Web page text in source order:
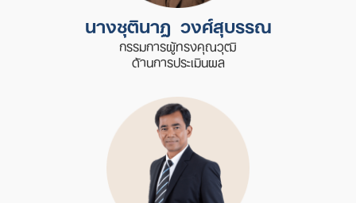
นางชุตินาฏ วงศ์สุบรรณ
กรรมการผู้ทรงคุณวุฒิ
ด้านการประเมินผล